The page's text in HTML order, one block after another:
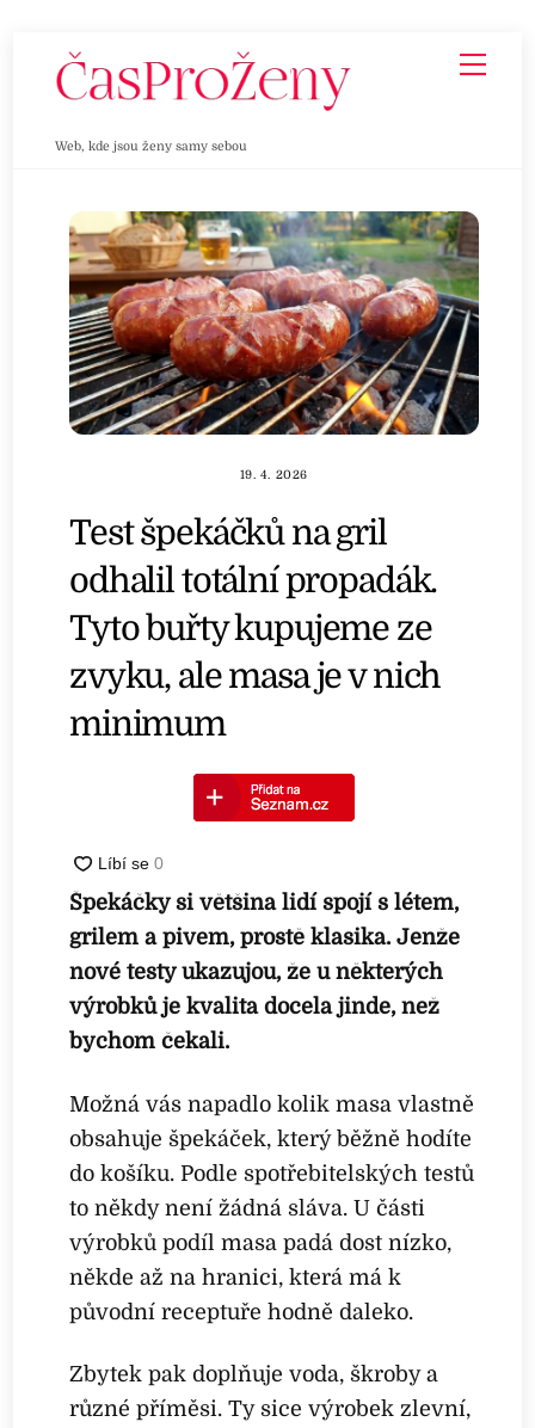
Web, kde jsou ženy samy sebou
19. 4. 2026
Test špekáčků na gril
odhalil totální propadák.
Tyto buřty kupujeme ze
zvyku, ale masa je v nich
minimum
Špekáčky si většina lidí spojí s létem,
grilem a pivem, prostě klasika. Jenže
nové testy ukazujou, že u některých
výrobků je kvalita docela jinde, než
bychom čekali.
Možná vás napadlo kolik masa vlastně
obsahuje špekáček, který běžně hodíte
do košíku. Podle spotřebitelských testů
to někdy není žádná sláva. U části
výrobků podíl masa padá dost nízko,
někde až na hranici, která má k
původní receptuře hodně daleko.
Zbytek pak doplňuje voda, škroby a
různé příměsi. Ty sice výrobek zlevní,